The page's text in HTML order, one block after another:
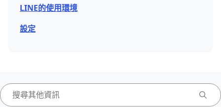
LINE的使用環境
設定